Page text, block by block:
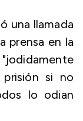
una llamada
prensa en la
si no
lo odian